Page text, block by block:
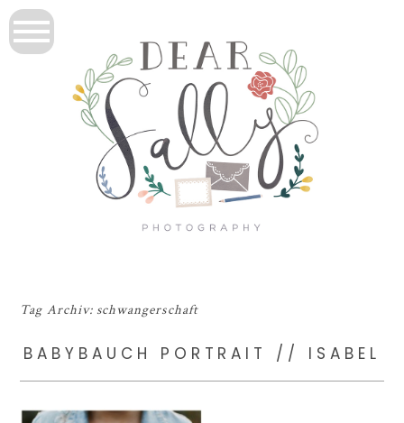
Tag Archiv: schwangerschaft
BABYBAUCH PORTRAIT // ISABEL